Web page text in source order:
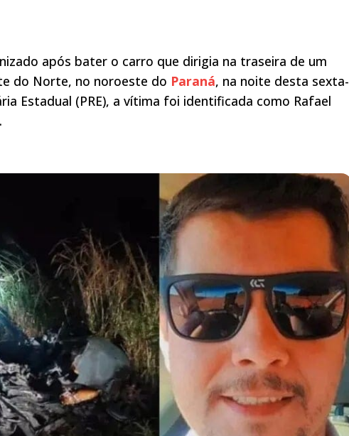
após bater o carro que dirigia na traseira de um
do Norte, no noroeste do Paraná, na noite desta sexta-
Estadual (PRE), a vítima foi identificada como Rafael